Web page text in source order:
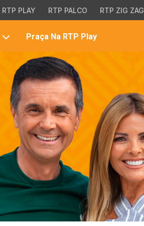
RTP PLAY RTP PALCO RTP ZIG ZAG
Praça Na RTP Play
site